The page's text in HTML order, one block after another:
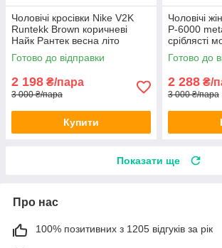
Чоловічі кросівки Nike V2K
Runtekk Brown коричневі
Найк Рантек весна літо
Готово до відправки
2 198 ₴/пара
3 000 ₴/пара
Купити
Чоловічі
P-6000
сріблясті
шнурівці
Готово до
2 288 ₴/
3 000 ₴/пара
Показати ще
Про нас
100% позитивних з 1205 відгуків за рік